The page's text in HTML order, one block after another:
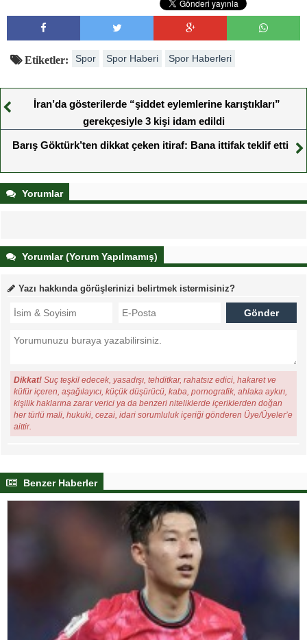
Etiketler: Spor Spor Haberi Spor Haberleri
İran’da gösterilerde “şiddet eylemlerine karıştıkları”
gerekçesiyle 3 kişi idam edildi
Barış Göktürk’ten dikkat çeken itiraf: Bana ittifak teklif etti
Yorumlar
Yorumlar (Yorum Yapılmamış)
Yazı hakkında görüşlerinizi belirtmek istermisiniz?
Dikkat! Suç teşkil edecek, yasadışı, tehditkar, rahatsız edici, hakaret ve
küfür içeren, aşağılayıcı, küçük düşürücü, kaba, pornografik, ahlaka aykırı,
kişilik haklarına zarar verici ya da benzeri niteliklerde içeriklerden doğan
her türlü mali, hukuki, cezai, idari sorumluluk içeriği gönderen Üye/Üyeler’e
aittir.
Benzer Haberler